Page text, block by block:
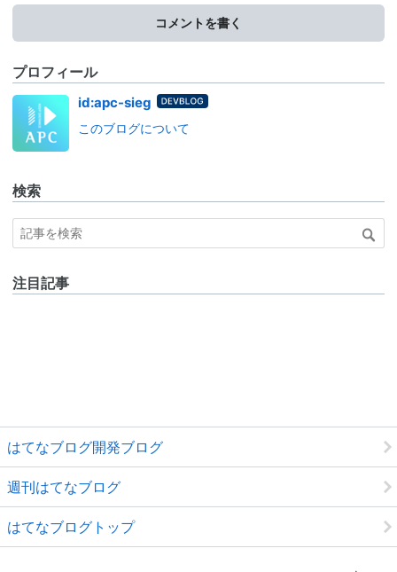
コメントを書く
プロフィール
id:apc-sieg はてな
for
このブログについて
検索
注目記事
はてなブログ開発ブログ
週刊はてなブログ
はてなブログトップ